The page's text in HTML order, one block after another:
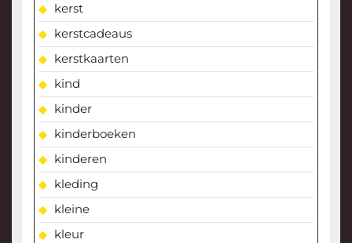
kerst
kerstcadeaus
kerstkaarten
kind
kinder
kinderboeken
kinderen
kleding
kleine
kleur